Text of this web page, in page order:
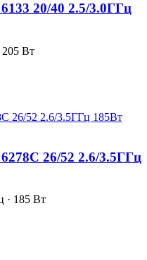
20/40 2.5/3.0ГГц
205 Вт
26/52 2.6/3.5ГГц
· 185 Вт